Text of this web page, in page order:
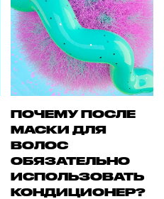
ПОЧЕМУ ПОСЛЕ
МАСКИ ДЛЯ
ВОЛОС
ОБЯЗАТЕЛЬНО
ИСПОЛЬЗОВАТЬ
КОНДИЦИОНЕР?